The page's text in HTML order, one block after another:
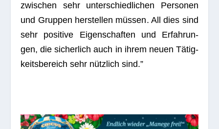
zwi­schen sehr unter­schied­li­chen Per­so­nen
und Grup­pen her­stel­len müs­sen. All dies sind
sehr posi­tive Eigen­schaf­ten und Erfah­run­
gen, die sicher­lich auch in ihrem neuen Tätig­
keits­be­reich sehr nütz­lich sind.”